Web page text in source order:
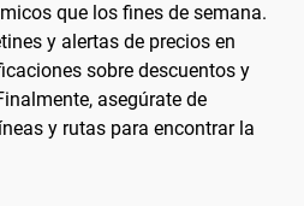
que los fines de semana.
y alertas de precios en
sobre descuentos y
asegúrate de
y rutas para encontrar la